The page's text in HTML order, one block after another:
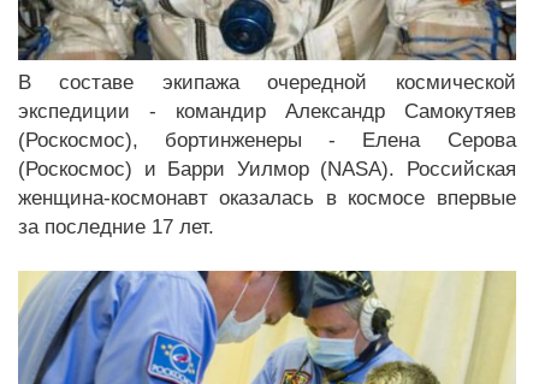
В составе экипажа очередной космической
экспедиции - командир Александр Самокутяев
(Роскосмос), бортинженеры - Елена Серова
(Роскосмос) и Барри Уилмор (NASA). Российская
женщина-космонавт оказалась в космосе впервые
за последние 17 лет.